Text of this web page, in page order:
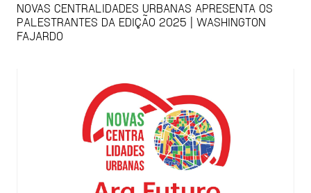
NOVAS CENTRALIDADES URBANAS APRESENTA OS
PALESTRANTES DA EDIÇÃO 2025 | WASHINGTON
FAJARDO